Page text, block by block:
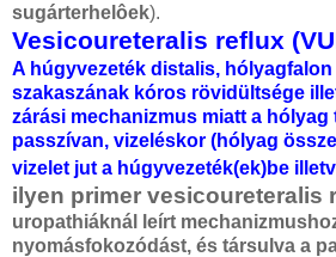
sugárterhelôek).
Vesicoureteralis reflux
A húgyvezeték distalis,
szakaszának kóros rövidültsége
zárási mechanizmus miatt a hólyag
passzívan, vizeléskor (hólyag
vizelet jut a húgyvezeték(ek)be
ilyen primer vesicoureteralis
uropathiáknál leírt
nyomásfokozódást, és társulva a